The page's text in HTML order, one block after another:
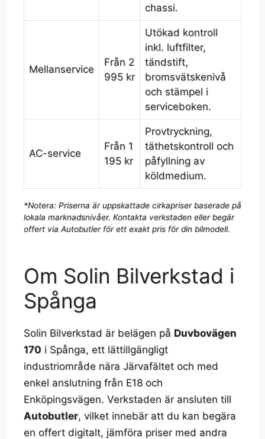
chassi.
Mellanservice
Från 2
995 kr
Utökad kontroll
inkl. luftfilter,
tändstift,
bromsvätskenivå
och stämpel i
serviceboken.
AC-service
Från 1
195 kr
Provtryckning,
täthetskontroll och
påfyllning av
köldmedium.
*Notera: Priserna är uppskattade cirkapriser baserade på
lokala marknadsnivåer. Kontakta verkstaden eller begär
offert via Autobutler för ett exakt pris för din bilmodell.
Om Solin Bilverkstad i
Spånga
Solin Bilverkstad är belägen på Duvbovägen
170 i Spånga, ett lättillgängligt
industriområde nära Järvafältet och med
enkel anslutning från E18 och
Enköpingsvägen. Verkstaden är ansluten till
Autobutler, vilket innebär att du kan begära
en offert digitalt, jämföra priser med andra